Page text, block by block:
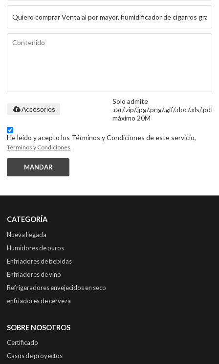
Solo admite
.rar/.zip/.jpg/.png/.gif/.doc/.xls/.pdf,
máximo 20M
Accesorios
He leido y acepto los Términos y Condiciones de este servicio,
Términos y Condiciones
MANDAR
CATEGORÍA
Nueva llegada
Humidores de puros
Enfriadores de bebidas
Enfriadores de vino
Refrigeradores envejecidos en seco
enfriadores de cerveza
SOBRE NOSOTROS
Certificado
Casos de proyectos